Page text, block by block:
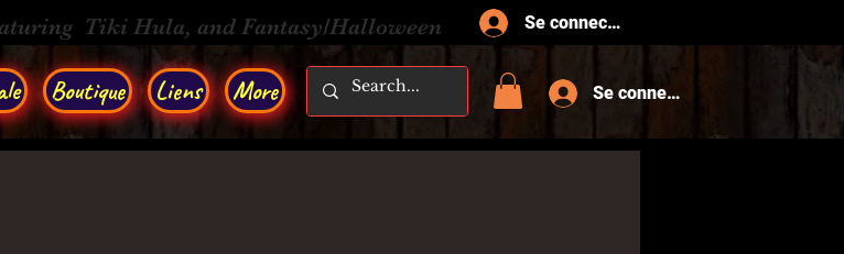
Tiki Hula, and Fantasy/Halloween Se connecter
Boutique Liens More Se connecter